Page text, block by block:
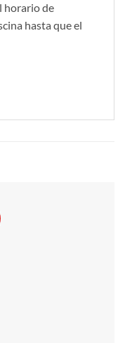
horario de
hasta que el